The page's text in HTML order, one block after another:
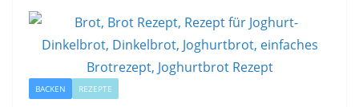
BACKEN REZEPTE